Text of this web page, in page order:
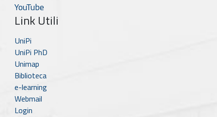
YouTube
Link Utili
UniPi
UniPi PhD
Unimap
Biblioteca
e-learning
Webmail
Login